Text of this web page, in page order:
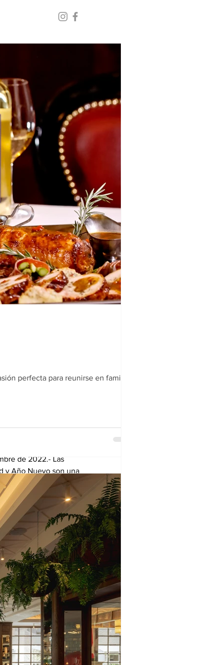
: ¿Te atreves a
moderna y agitada,
o bebidas que
sin...
con
de 2022.- Las
y Año Nuevo son una
en familia y con...
puertas en
Satélite, el segundo
de Grupo Hunan.
perfecta para reunirse en familia